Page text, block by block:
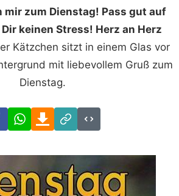
mir zum Dienstag! Pass gut auf
keinen Stress! Herz an Herz
Kätzchen sitzt in einem Glas vor
mit liebevollem Gruß zum
Dienstag.
FacebookWhatsAppDownload
Link
Code